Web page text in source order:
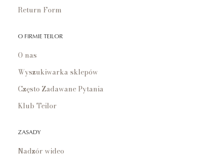
Return Form
O FIRMIE TEILOR
O nas
Wyszukiwarka sklepów
Często Zadawane Pytania
Klub Teilor
ZASADY
Nadzór wideo